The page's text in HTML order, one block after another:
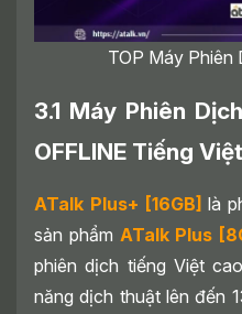
TOP Máy Phiên
3.1 Máy Phiên
OFFLINE Tiếng
ATalk Plus+ [16GB] là
sản phẩm ATalk Plus
phiên dịch tiếng Việt
năng dịch thuật lên đến